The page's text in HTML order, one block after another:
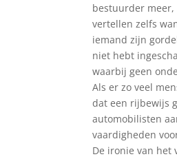
bestuurder meer,
vertellen zelfs
iemand zijn
niet hebt
waarbij geen
Als er zo veel
dat een rijbewijs
automobilisten
vaardigheden
De ironie van het